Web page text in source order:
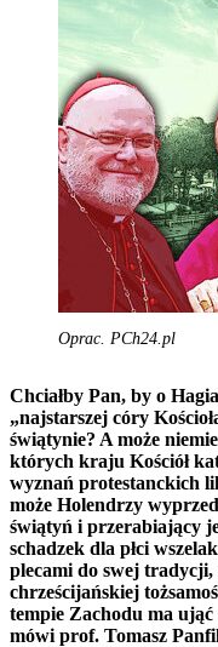
Oprac. PCh24.pl
Chciałby Pan, by o
„najstarszej córy
świątynie? A może
których kraju Kościół
wyznań protestanckich
może Holendrzy
świątyń i przerabiający
schadzek dla płci
plecami do swej tradycji,
chrześcijańskiej
tempie Zachodu ma
mówi prof. Tomasz